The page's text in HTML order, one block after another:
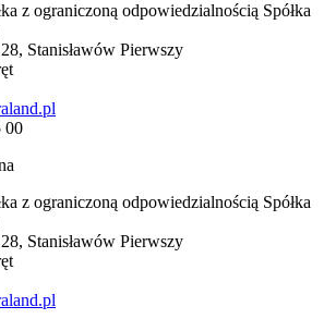
z ograniczoną odpowiedzialnością Spółka
Stanisławów Pierwszy
00
z ograniczoną odpowiedzialnością Spółka
Stanisławów Pierwszy